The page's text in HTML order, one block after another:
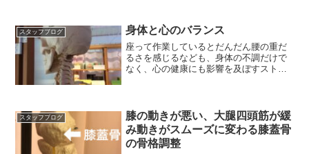
スタッフブログ 身体と心のバランス
座って作業しているとだんだん腰の重だ
るさを感じるなども、身体の不調だけで
なく、心の健康にも影響を及ぼすストレ
スタッフブログ
膝の動きが悪い、大腿四頭筋が緩
み動きがスムーズに変わる膝蓋骨
の骨格調整